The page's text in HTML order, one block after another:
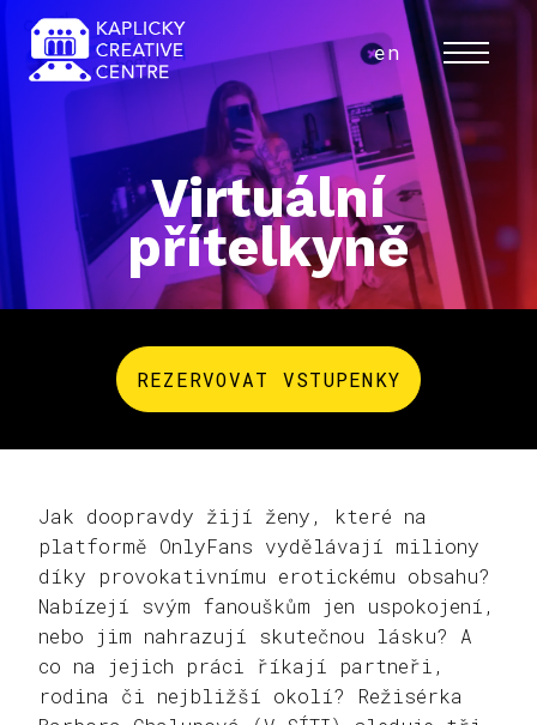
MENU
cs
en
Virtuální
přítelkyně
REZERVOVAT VSTUPENKY
Jak doopravdy žijí ženy, které na
platformě OnlyFans vydělávají miliony
díky provokativnímu erotickému obsahu?
Nabízejí svým fanouškům jen uspokojení,
nebo jim nahrazují skutečnou lásku? A
co na jejich práci říkají partneři,
rodina či nejbližší okolí? Režisérka